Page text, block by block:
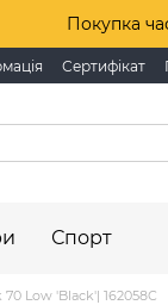
Покупка
Сертифікат
Спорт
Low 'Black'| 162058C